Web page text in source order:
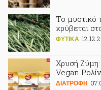
Το μυστικό
κρύβεται
ΦΥΤΙΚA
Χρυσή Ζύμη:
Vegan
ΔΙΑΤΡΟΦΗ